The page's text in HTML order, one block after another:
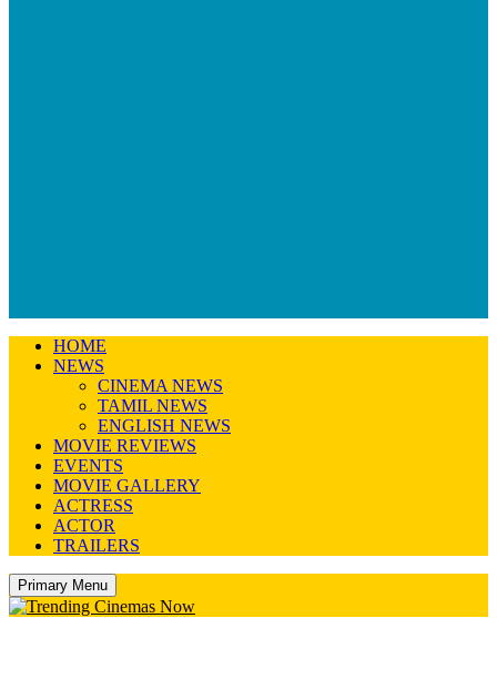
HOME
NEWS
CINEMA NEWS
TAMIL NEWS
ENGLISH NEWS
MOVIE REVIEWS
EVENTS
MOVIE GALLERY
ACTRESS
ACTOR
TRAILERS
Primary Menu